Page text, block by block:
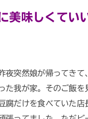
美味しくてい
夜突然娘が帰ってきて
た我が家。そのご飯を
腐だけを食べていた店